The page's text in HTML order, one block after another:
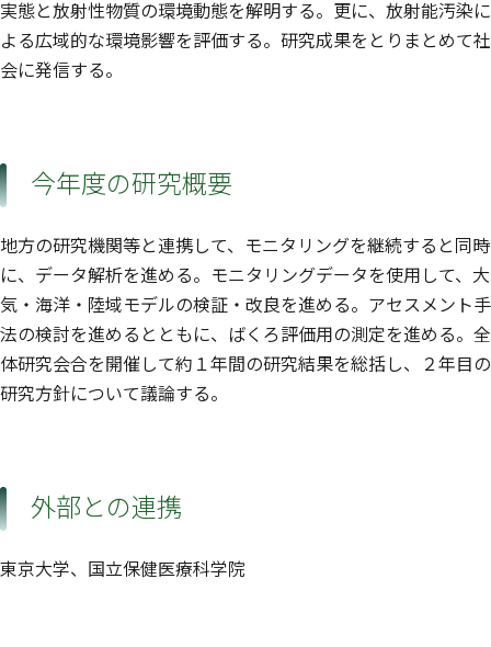
実態と放射性物質の環境動態を解明する。更に、放射能汚染に
よる広域的な環境影響を評価する。研究成果をとりまとめて社
会に発信する。
今年度の研究概要
地方の研究機関等と連携して、モニタリングを継続すると同時
に、データ解析を進める。モニタリングデータを使用して、大
気・海洋・陸域モデルの検証・改良を進める。アセスメント手
法の検討を進めるとともに、ばくろ評価用の測定を進める。全
体研究会合を開催して約１年間の研究結果を総括し、２年目の
研究方針について議論する。
外部との連携
東京大学、国立保健医療科学院